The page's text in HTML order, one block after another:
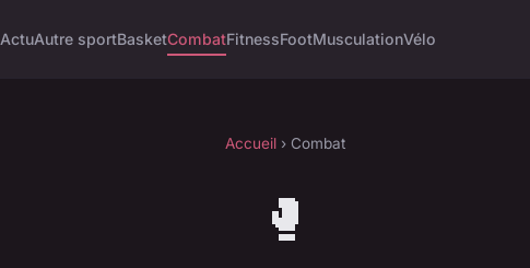
ActuAutre sportBasketCombatFitnessFootMusculationVélo
Accueil › Combat
🥊